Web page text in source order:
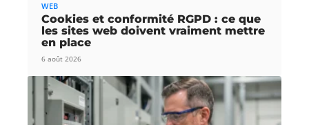
WEB
Cookies et conformité RGPD : ce que
les sites web doivent vraiment mettre
en place
6 août 2026